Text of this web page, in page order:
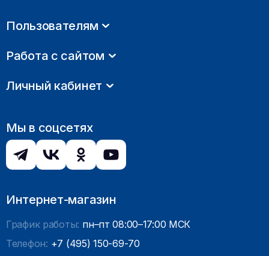
Пользователям
Работа с сайтом
Личный кабинет
Мы в соцсетях
Интернет-магазин
График работы: пн–пт 08:00–17:00 МСК
Телефон: +7 (495) 150-69-70